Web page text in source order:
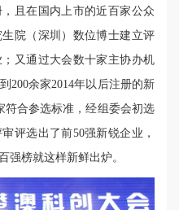
且在国内上市的近百家公众
生院 （深圳） 数位博士建立评
又通过大会数十家主协办机
200余家2014年以后注册的新
符合参选标准，经组委会初选
评选出了前50强新锐企业，
强榜就这样新鲜出炉。